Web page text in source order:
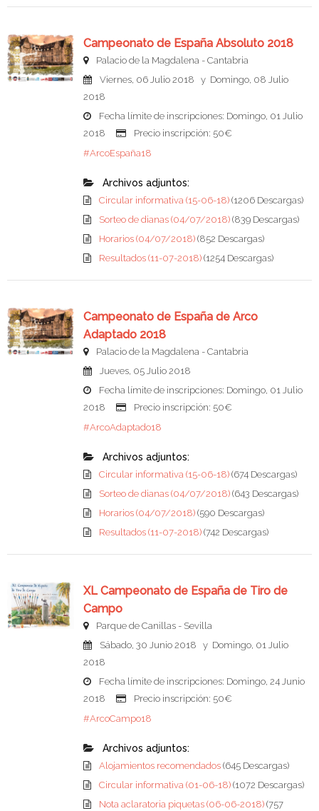
Campeonato de España Absoluto 2018
Palacio de la Magdalena - Cantabria
Viernes, 06 Julio 2018 y Domingo, 08 Julio
2018
Fecha límite de inscripciones: Domingo, 01 Julio
2018
Precio inscripción: 50€
#ArcoEspaña18
Archivos adjuntos:
Circular informativa (15-06-18) (1206 Descargas)
Sorteo de dianas (04/07/2018) (839 Descargas)
Horarios (04/07/2018) (852 Descargas)
Resultados (11-07-2018) (1254 Descargas)
Campeonato de España de Arco
Adaptado 2018
Palacio de la Magdalena - Cantabria
Jueves, 05 Julio 2018
Fecha límite de inscripciones: Domingo, 01 Julio
2018
Precio inscripción: 50€
#ArcoAdaptado18
Archivos adjuntos:
Circular informativa (15-06-18) (674 Descargas)
Sorteo de dianas (04/07/2018) (643 Descargas)
Horarios (04/07/2018) (590 Descargas)
Resultados (11-07-2018) (742 Descargas)
XL Campeonato de España de Tiro de
Campo
Parque de Canillas - Sevilla
Sábado, 30 Junio 2018 y Domingo, 01 Julio
2018
Fecha límite de inscripciones: Domingo, 24 Junio
2018
Precio inscripción: 50€
#ArcoCampo18
Archivos adjuntos:
Alojamientos recomendados (645 Descargas)
Circular informativa (01-06-18) (1072 Descargas)
Nota aclaratoria piquetas (06-06-2018) (757